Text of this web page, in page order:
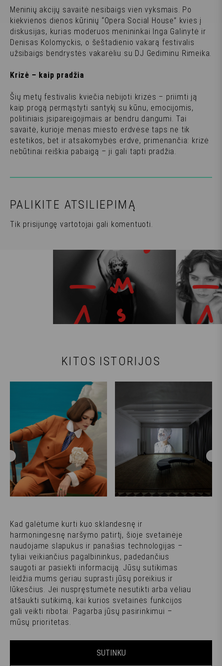
Kad galėtume kurti kuo sklandesnę ir
harmoningesnę naršymo patirtį, šioje svetainėje
naudojame slapukus ir panašias technologijas –
tyliai veikiančius pagalbininkus, padedančius
saugoti ar pasiekti informaciją. Jūsų sutikimas
leidžia mums geriau suprasti jūsų poreikius ir
lūkesčius. Jei nuspręstumėte nesutikti arba vėliau
atšaukti sutikimą, kai kurios svetainės funkcijos
gali veikti ribotai. Pagarba jūsų pasirinkimui –
mūsų prioritetas.
SUTINKU
Meninių akcijų savaitė nesibaigs vien vyksmais. Po
kiekvienos dienos kūrinių “Opera Social House” kvies į
diskusijas, kurias moderuos menininkai Inga Galinytė ir
Denisas Kolomyckis, o šeštadienio vakarą festivalis
užsibaigs bendrystės vakarėliu su DJ Gediminu Rimeika.
Krizė – kaip pradžia
Šių metų festivalis kviečia nebijoti krizės – priimti ją
kaip progą permąstyti santykį su kūnu, emocijomis,
politiniais įsipareigojimais ar bendru dangumi. Tai
savaitė, kurioje menas miesto erdvėse taps ne tik
estetikos, bet ir atsakomybės erdve, primenančia: krizė
nebūtinai reiškia pabaigą – ji gali tapti pradžia.
PALIKITE ATSILIEPIMĄ
Tik prisijungę vartotojai gali komentuoti.
KITOS ISTORIJOS
savaitgalis: ribinės
patirtys ir jubiliejinis
gimtadienis